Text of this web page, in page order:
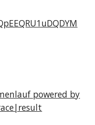
powered by